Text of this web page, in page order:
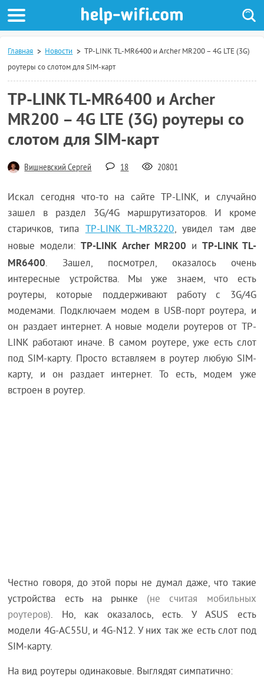
Главная Новости
TP-LINK TL-MR6400 и Archer MR200 – 4G LTE (3G)
роутеры со слотом для SIM-карт
TP-LINK TL-MR6400 и Archer
MR200 – 4G LTE (3G) роутеры со
слотом для SIM-карт
Вишневский Сергей 18 20801
Искал сегодня что-то на сайте TP-LINK, и случайно
зашел в раздел 3G/4G маршрутизаторов. И кроме
старичков, типаTP-LINK TL-MR3220, увидел там две
новые модели:TP-LINK Archer MR200 и TP-LINK TL-
MR6400. Зашел, посмотрел, оказалось очень
интересные устройства. Мы уже знаем, что есть
роутеры, которые поддерживают работу с 3G/4G
модемами. Подключаем модем в USB-порт роутера, и
он раздает интернет. А новые модели роутеров от TP-
LINK работают иначе. В самом роутере, уже есть слот
под SIM-карту. Просто вставляем в роутер любую SIM-
карту, и он раздает интернет. То есть, модем уже
встроен в роутер.
Честно говоря, до этой поры не думал даже, что такие
устройства есть на рынке (не считая мобильных
роутеров). Но, как оказалось, есть. У ASUS есть
модели 4G-AC55U, и 4G-N12. У них так же есть слот под
SIM-карту.
На вид роутеры одинаковые. Выглядят симпатично: